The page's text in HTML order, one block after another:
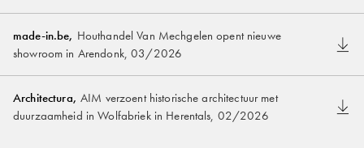
made-in.be, Houthandel Van Mechgelen opent nieuwe
showroom in Arendonk,03/2026
Architectura, AIM verzoent historische architectuur met
duurzaamheid in Wolfabriek in Herentals, 02/2026